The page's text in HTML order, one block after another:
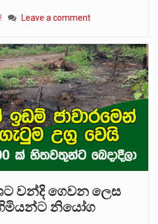
Leave a comment
වන්දි ගෙවන ලෙස
නියෝග